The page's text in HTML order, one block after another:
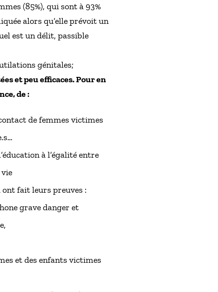
(85%), qui sont à 93%
alors qu’elle prévoit un
est un délit, passible
génitales;
et peu efficaces. Pour en
de :
de femmes victimes
à l’égalité entre
fait leurs preuves :
grave danger et
et des enfants victimes